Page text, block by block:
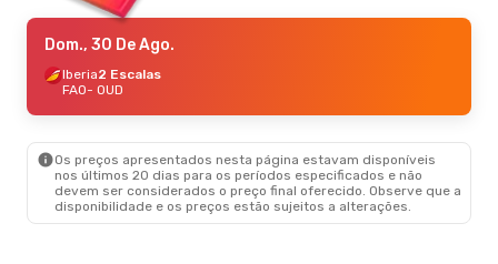
Dom., 30 De Ago.
Iberia2 Escalas
FAO- OUD
Os preços apresentados nesta página estavam disponíveis
nos últimos 20 dias para os períodos especificados e não
devem ser considerados o preço final oferecido. Observe que a
disponibilidade e os preços estão sujeitos a alterações.